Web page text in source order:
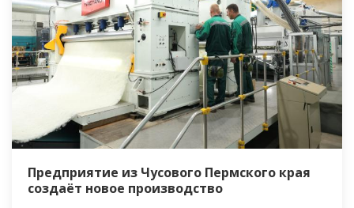
Предприятие из Чусового Пермского края
создаёт новое производство